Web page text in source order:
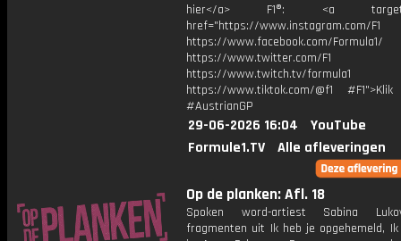
hier</a> F1®: <a
href="https://www.instagram.com/F1
https://www.facebook.com/Formula1/
https://www.twitter.com/F1
https://www.twitch.tv/formula1
https://www.tiktok.com/@f1
#AustrianGP
29-06-2026 16:04
YouTube
Formule1.TV
Alle afleveringen
Op de planken: Afl. 18
Spoken word-artiest Sabina
fragmenten uit Ik heb je opgehemeld,